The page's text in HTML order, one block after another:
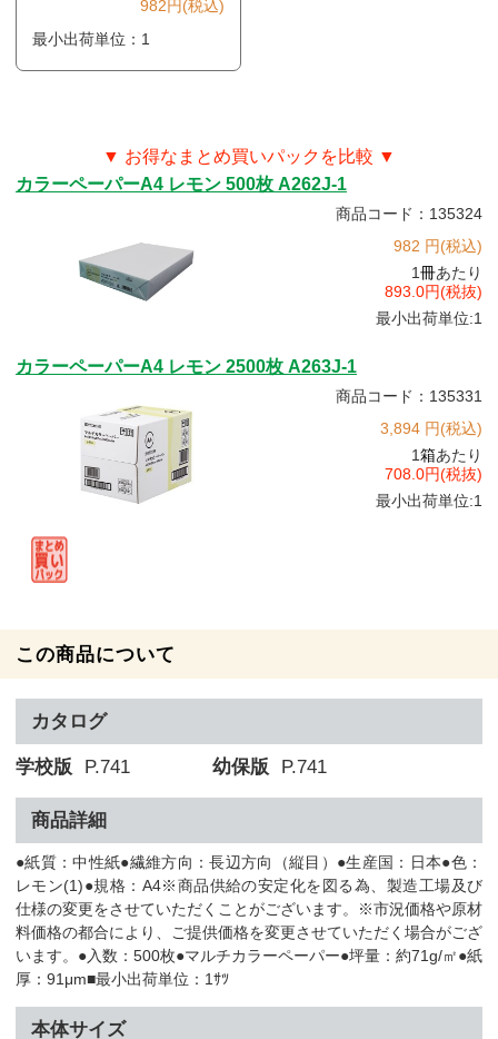
982円(税込)
最小出荷単位：1
▼ お得なまとめ買いパックを比較 ▼
カラーペーパーA4 レモン 500枚 A262J-1
商品コード：135324
982 円(税込)
1冊あたり
893.0円(税抜)
最小出荷単位:1
カラーペーパーA4 レモン 2500枚 A263J-1
商品コード：135331
3,894 円(税込)
1箱あたり
708.0円(税抜)
最小出荷単位:1
この商品について
カタログ
学校版 P.741 幼保版 P.741
商品詳細
●紙質：中性紙●繊維方向：長辺方向（縦目）●生産国：日本●色：
レモン(1)●規格：A4※商品供給の安定化を図る為、製造工場及び
仕様の変更をさせていただくことがございます。※市況価格や原材
料価格の都合により、ご提供価格を変更させていただく場合がござ
います。●入数：500枚●マルチカラーペーパー●坪量：約71g/㎡●紙
厚：91μm■最小出荷単位：1ｻﾂ
本体サイズ